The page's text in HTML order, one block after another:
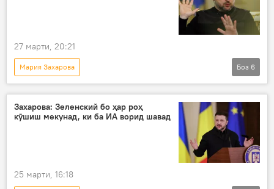
27 марти, 20:21
Мария Захарова
Амалиёти вижаи Русия барои ҳимояи Донбасс: охирин хабарҳо
Украина
амалиёти вижа
Русия
Владимир Зеленский
мақом
Боз 6
Захарова: Зеленский бо ҳар роҳ
кӯшиш мекунад, ки ба ИА ворид шавад
25 марти, 16:18